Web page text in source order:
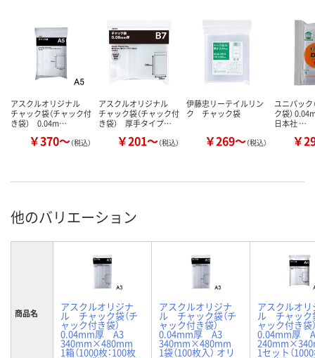
アスクルオリジナル
チャック袋（チャック付
き袋） 0.04m…
￥370～（税込）
アスクルオリジナル
チャック袋（チャック付
き袋） 厚手タイプ…
￥201～（税込）
伊藤忠リーテイルリン
ク チャック袋
￥269～（税込）
ユニパック
ク袋）
日本社 …
￥
他のバリエーション
商品名 アスクルオリジナ
ル チャック袋（チ
ャック付き袋）
0.04mm厚 A3
340mm×480mm
1箱（1000枚：100枚
アスクルオリジナ
ル チャック袋（チ
ャック付き袋）
0.04mm厚 A3
340mm×480mm
1袋（100枚入） オリ
アスクルオリ
ル チャック
ャック付き
0.04mm厚
1セット（1000